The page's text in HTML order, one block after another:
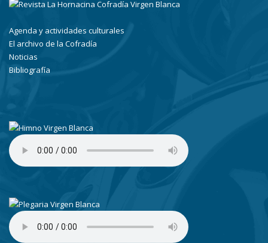
Agenda y actividades culturales
El archivo de la Cofradía
Noticias
Bibliografía